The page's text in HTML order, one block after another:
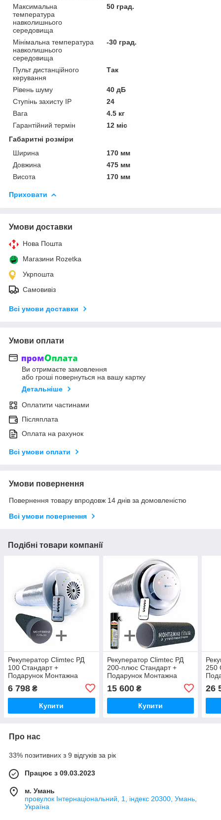
Максимальна
температура
навколишнього
середовища
50 град.
Мінімальна температура
навколишнього
середовища
-30 град.
Пульт дистанційного
керування
Так
Рівень шуму
40 дБ
Ступінь захисту IP
24
Вага
4.5 кг
Гарантійний термін
12 міс
Габаритні розміри
Ширина
170 мм
Довжина
475 мм
Висота
170 мм
Приховати
Умови доставки
Нова Пошта
Магазини Rozetka
Укрпошта
Самовивіз
Всі умови доставки
Умови оплати
Ви отримаєте замовлення
або гроші повернуться на вашу картку
Детальніше
Оплатити частинами
Післяплата
Оплата на рахунок
Всі умови оплати
Умови повернення
Повернення товару впродовж 14 днів за домовленістю
Всі умови повернення
Подібні товари компанії
Рекуператор Climtec РД
100 Стандарт +
Подарунок Монтажна
6 798 ₴
Купити
Рекуператор Climtec РД
200-плюс Стандарт +
Подарунок Монтажна
15 600₴
Купити
250
26
Про нас
33% позитивних з 9 відгуків за рік
Працює з 09.03.2023
м. Умань
провулок Інтернаціональний, 1, індекс 20300, Умань,
Україна